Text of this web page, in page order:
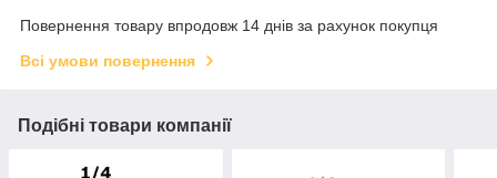
Повернення товару впродовж 14 днів за рахунок покупця
Всі умови повернення
Подібні товари компанії